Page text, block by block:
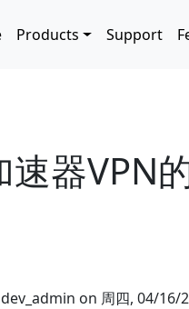
Products Support
速器VPN
dev_admin on 周四, 04/16/